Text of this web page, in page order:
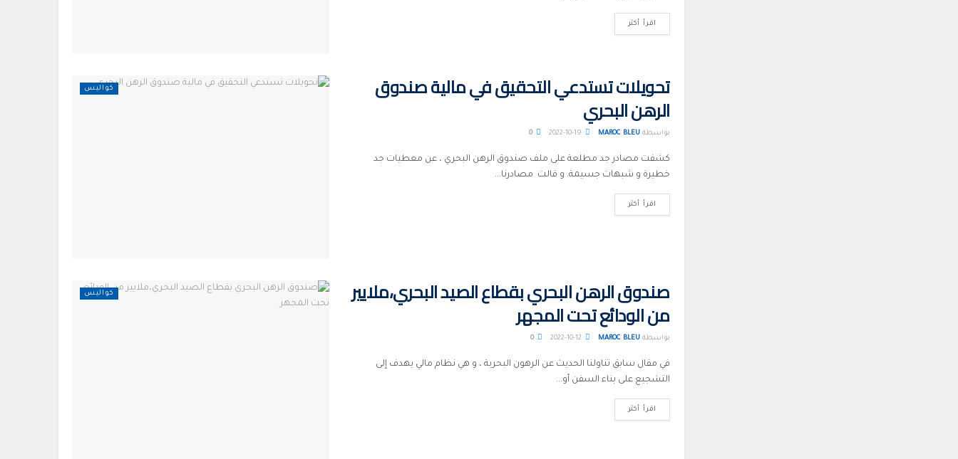
اقرأ أكثر
كواليس تحويلات تستدعي التحقيق في مالية صندوق
الرهن البحري
بواسطة MAROC BLEU
0
كشفت مصادر جد مطلعة على ملف صندوق الرهن البحري ، عن معطيات جد
خطيرة و شبهات جسيمة. و قالت مصادرنا...
اقرأ أكثر
كواليس صندوق الرهن البحري بقطاع الصيد البحري،ملايير
من الودائع تحت المجهر
بواسطة MAROC BLEU
0
في مقال سابق تناولنا الحديث عن الرهون البحرية ، و هي نظام مالي يهدف إلى
التشجيع على بناء السفن أو...
اقرأ أكثر